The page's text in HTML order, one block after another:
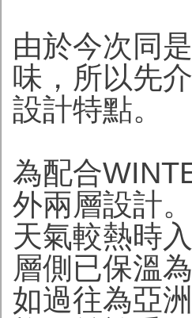
由於今次同
味，所以先
設計特點。
為配合
外兩層設計
天氣較熱時
層側已保溫
如過往為亞